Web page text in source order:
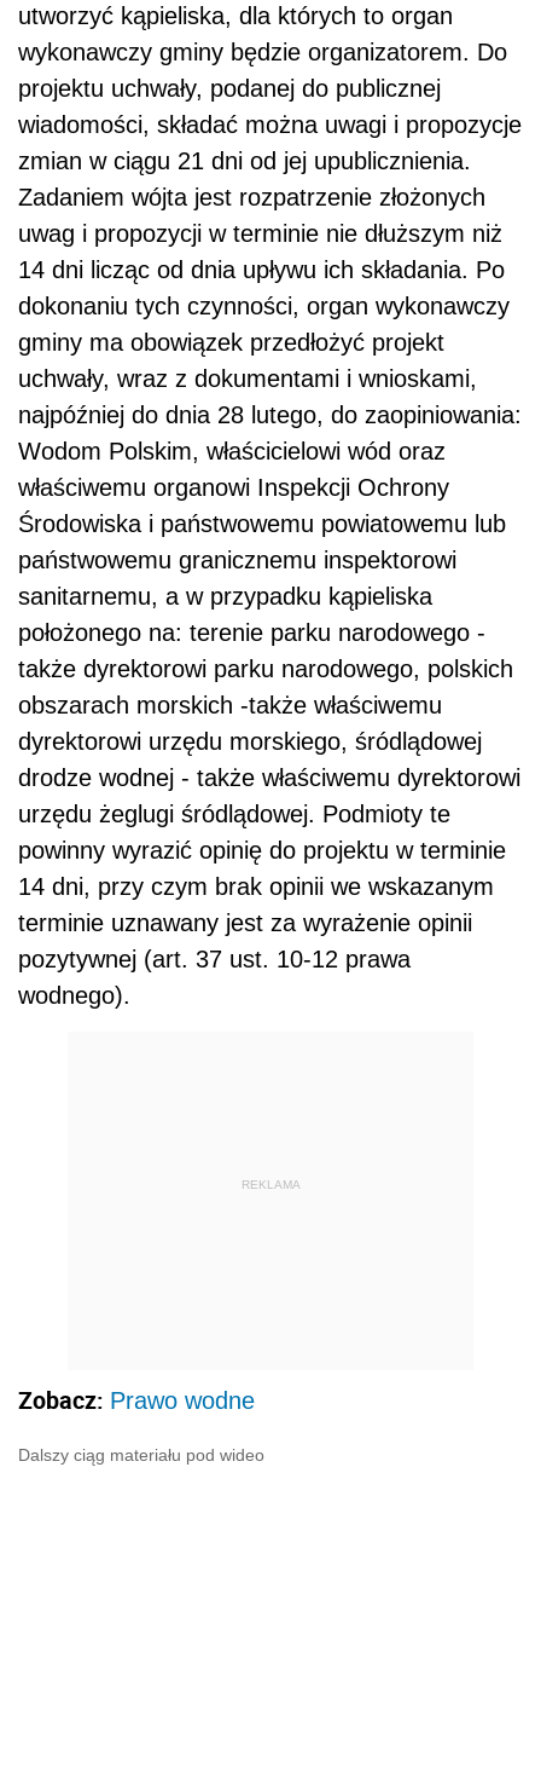
utworzyć kąpieliska, dla których to organ
wykonawczy gminy będzie organizatorem. Do
projektu uchwały, podanej do publicznej
wiadomości, składać można uwagi i propozycje
zmian w ciągu 21 dni od jej upublicznienia.
Zadaniem wójta jest rozpatrzenie złożonych
uwag i propozycji w terminie nie dłuższym niż
14 dni licząc od dnia upływu ich składania. Po
dokonaniu tych czynności, organ wykonawczy
gminy ma obowiązek przedłożyć projekt
uchwały, wraz z dokumentami i wnioskami,
najpóźniej do dnia 28 lutego, do zaopiniowania:
Wodom Polskim, właścicielowi wód oraz
właściwemu organowi Inspekcji Ochrony
Środowiska i państwowemu powiatowemu lub
państwowemu granicznemu inspektorowi
sanitarnemu, a w przypadku kąpieliska
położonego na: terenie parku narodowego -
także dyrektorowi parku narodowego, polskich
obszarach morskich -także właściwemu
dyrektorowi urzędu morskiego, śródlądowej
drodze wodnej - także właściwemu dyrektorowi
urzędu żeglugi śródlądowej. Podmioty te
powinny wyrazić opinię do projektu w terminie
14 dni, przy czym brak opinii we wskazanym
terminie uznawany jest za wyrażenie opinii
pozytywnej (art. 37 ust. 10-12 prawa
wodnego).
REKLAMA
Zobacz: Prawo wodne
Dalszy ciąg materiału pod wideo